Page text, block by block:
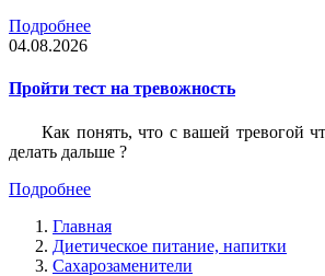
Подробнее
04.08.2026
Пройти тест на тревожность
Как понять, что с вашей тревогой
делать дальше ?
Подробнее
Главная
Диетическое питание, напитки
Сахарозаменители